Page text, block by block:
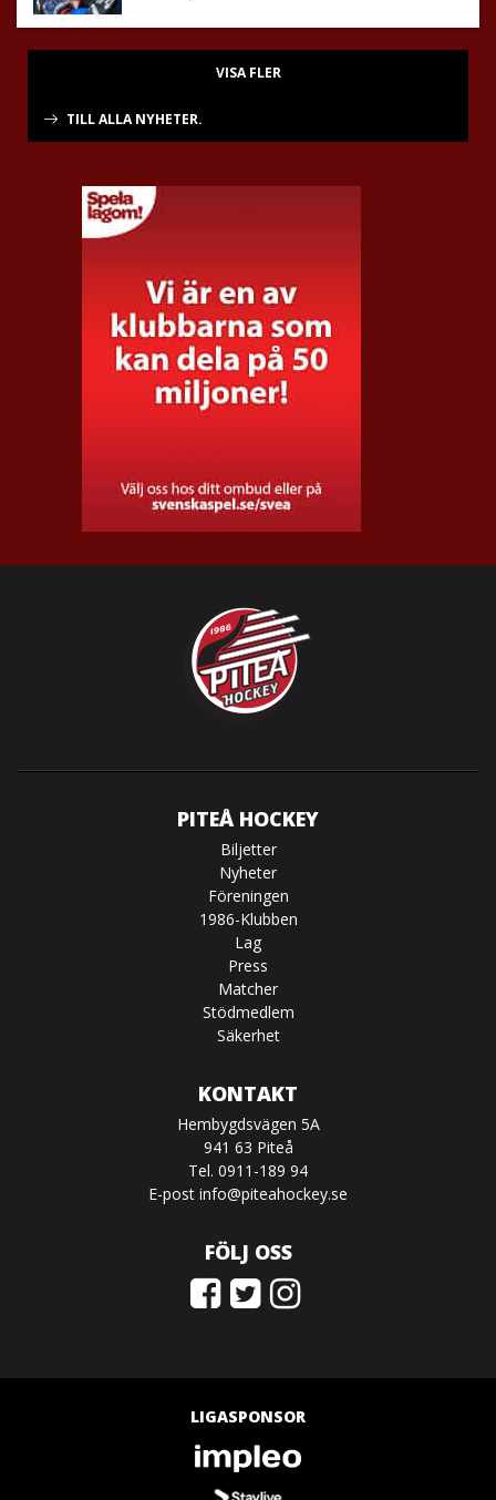
VISA FLER
TILL ALLA NYHETER.
PITEÅ HOCKEY
Biljetter
Nyheter
Föreningen
1986-Klubben
Lag
Press
Matcher
Stödmedlem
Säkerhet
KONTAKT
Hembygdsvägen 5A
941 63 Piteå
Tel. 0911-189 94
E-post info@piteahockey.se
FÖLJ OSS
LIGASPONSOR